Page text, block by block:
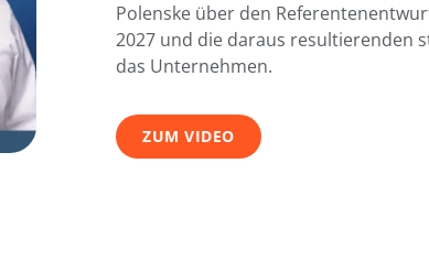
Polenske über den
2027 und die daraus resultierenden
das Unternehmen.
ZUM VIDEO